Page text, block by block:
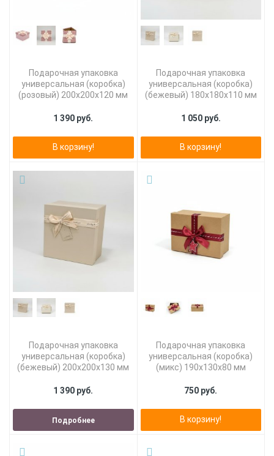
Подарочная упаковка
универсальная (коробка)
(розовый) 200х200х120 мм
1 390 руб.
В корзину!
Подарочная упаковка
универсальная (коробка)
(бежевый) 180х180х110 мм
1 050 руб.
В корзину!
Подарочная упаковка
универсальная (коробка)
(бежевый) 200х200х130 мм
1 390 руб.
Подробнее
Подарочная упаковка
универсальная (коробка)
(микс) 190х130х80 мм
750 руб.
В корзину!